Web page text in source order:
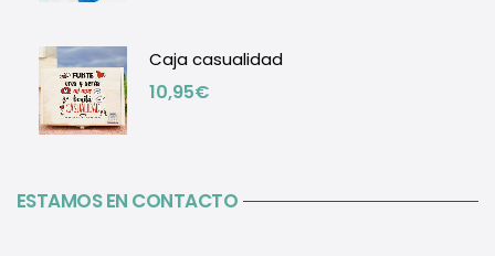
Caja casualidad
10,95€
ESTAMOS EN CONTACTO